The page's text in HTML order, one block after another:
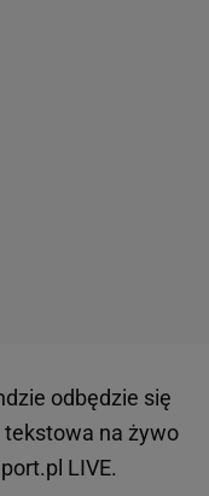
odbędzie się
tekstowa na żywo
LIVE.